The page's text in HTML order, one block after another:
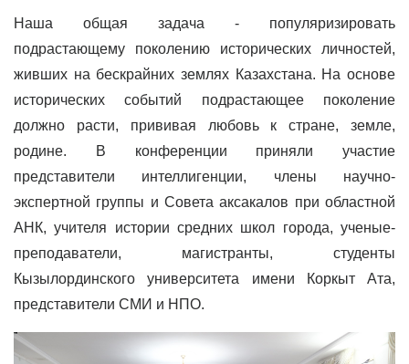
Наша общая задача - популяризировать
подрастающему поколению исторических личностей,
живших на бескрайних землях Казахстана. На основе
исторических событий подрастающее поколение
должно расти, прививая любовь к стране, земле,
родине. В конференции приняли участие
представители интеллигенции, члены научно-
экспертной группы и Совета аксакалов при областной
АНК, учителя истории средних школ города, ученые-
преподаватели, магистранты, студенты
Кызылординского университета имени Коркыт Ата,
представители СМИ и НПО.